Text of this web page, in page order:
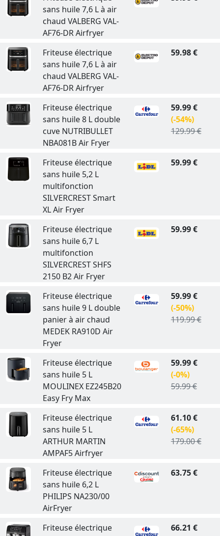
sans huile 7,6 L à air
chaud VALBERG VAL-
AF76-DR Airfryer
Friteuse électrique
sans huile 7,6 L à air
chaud VALBERG VAL-
AF76-DR Airfryer
59.98 €
Friteuse électrique
sans huile 8 L double
cuve NUTRIBULLET
NBA081B Air Fryer
59.99 €
(-54%)
129.99 €
Friteuse électrique
sans huile 5,2 L
multifonction
SILVERCREST Smart
XL Air Fryer
59.99 €
Friteuse électrique
sans huile 6,7 L
multifonction
SILVERCREST SHFS
2150 B2 Air Fryer
59.99 €
Friteuse électrique
sans huile 9 L double
panier à air chaud
MEDEK RA910D Air
Fryer
59.99 €
(-50%)
119.99 €
Friteuse électrique
sans huile 5 L
MOULINEX EZ245B20
Easy Fry Max
59.99 €
(-0%)
59.99 €
Friteuse électrique
sans huile 5 L
ARTHUR MARTIN
AMPAF5 Airfryer
61.10 €
(-65%)
179.00 €
Friteuse électrique
sans huile 6,2 L
PHILIPS NA230/00
AirFryer
63.75 €
Friteuse électrique
66.21 €